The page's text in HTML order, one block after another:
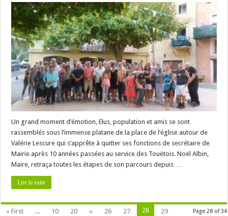
Un grand moment d’émotion, Elus, population et amis se sont
rassemblés sous l’immense platane de la place de l’église autour de
Valérie Lescure qui s’apprête à quitter ses fonctions de secrétaire de
Mairie après 10 années passées au service des Touëtois. Noël Albin,
Maire, retraça toutes les étapes de son parcours depuis …
Lire la suite
Page 28 of 34
« First ... 10 20 « 26 27 28
29